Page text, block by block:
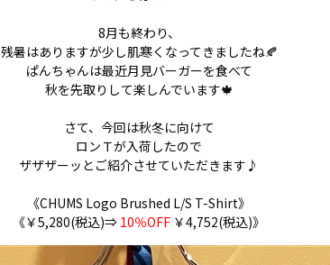
8月も終わり、
残暑はありますが少し肌寒くなってきましたね🍂
ぱんちゃんは最近月見バーガーを食べて
秋を先取りして楽しんでいます🍁
さて、今回は秋冬に向けて
ロンＴが入荷したので
ザザザーッとご紹介させていただきます♪
《CHUMS Logo Brushed L/S T-Shirt》
《￥5,280(税込)⇒ 10％OFF ￥4,752(税込)》